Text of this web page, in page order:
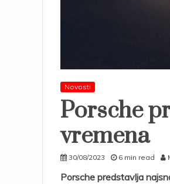
Novosti
Porsche
vremena
30/08/2023 6 min read
Porsche predstavlja